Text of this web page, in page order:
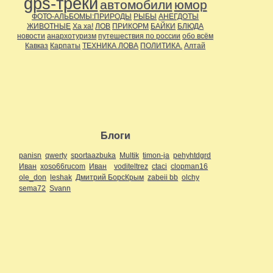
gps-треки автомобили юмор
ФОТО-АЛЬБОМЫ:ПРИРОДЫ РЫБЫ АНЕГДОТЫ
ЖИВОТНЫЕ Ха ха! ЛОВ ПРИКОРМ БАЙКИ БЛЮДА
новости анархотуризм путешествия по россии обо всём
Кавказ Карпаты ТЕХНИКА ЛОВА ПОЛИТИКА. Алтай
Блоги
panisn qwerty sportaazbuka Multik timon-ja pehyhtdgrd
Иван xoso66rucom Иван voditeltrez ctaci clopman16
ole_don leshak Дмитрий БорсКрым zabeii bb olchy
sema72 Svann